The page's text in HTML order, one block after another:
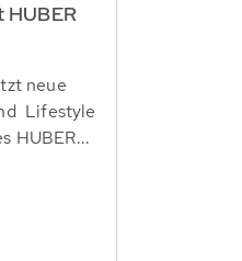
HUBER
neue
Lifestyle
HUBER...